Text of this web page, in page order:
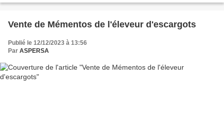
Vente de Mémentos de l'éleveur d'escargots
Publié le 12/12/2023 à 13:56
Par ASPERSA